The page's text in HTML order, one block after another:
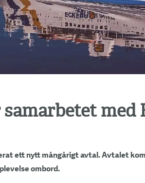
med
ett nytt mångårigt avtal. Avtalet
ombord.